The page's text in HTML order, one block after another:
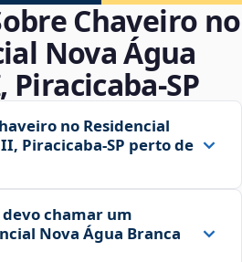
Chaveiro no
Nova Água
no Residencial
Piracicaba‑SP perto de
devo chamar um
Nova Água Branca